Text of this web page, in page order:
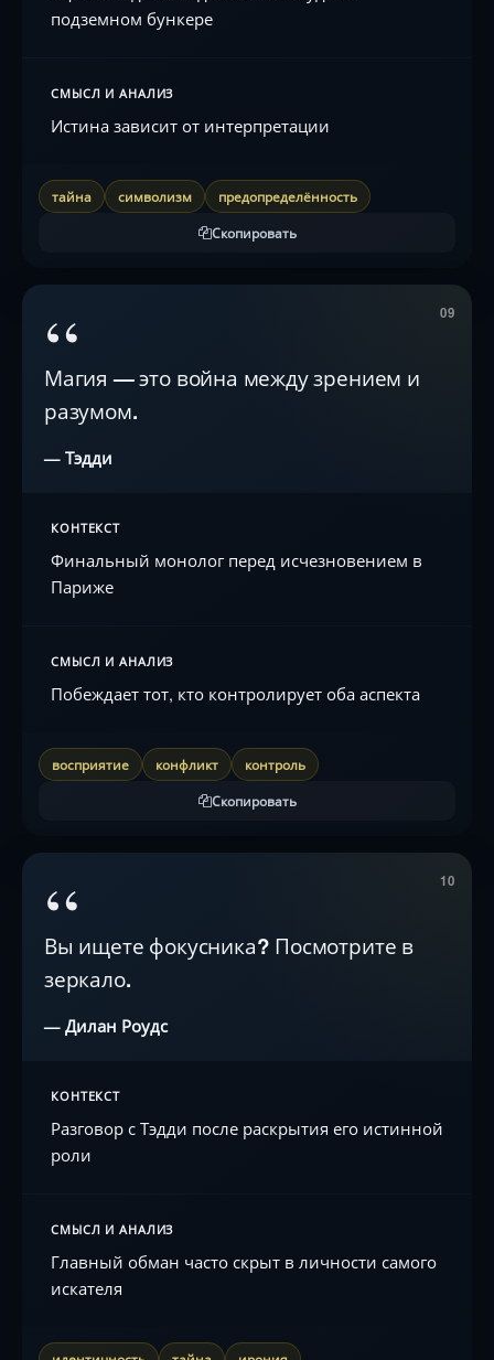
подземном бункере
СМЫСЛ И АНАЛИЗ
Истина зависит от интерпретации
тайна символизм предопределённость
Скопировать
09
“
Магия — это война между зрением и
разумом.
— Тэдди
КОНТЕКСТ
Финальный монолог перед исчезновением в
Париже
СМЫСЛ И АНАЛИЗ
Побеждает тот, кто контролирует оба аспекта
восприятие конфликт контроль
Скопировать
10
“
Вы ищете фокусника? Посмотрите в
зеркало.
— Дилан Роудс
КОНТЕКСТ
Разговор с Тэдди после раскрытия его истинной
роли
СМЫСЛ И АНАЛИЗ
Главный обман часто скрыт в личности самого
искателя